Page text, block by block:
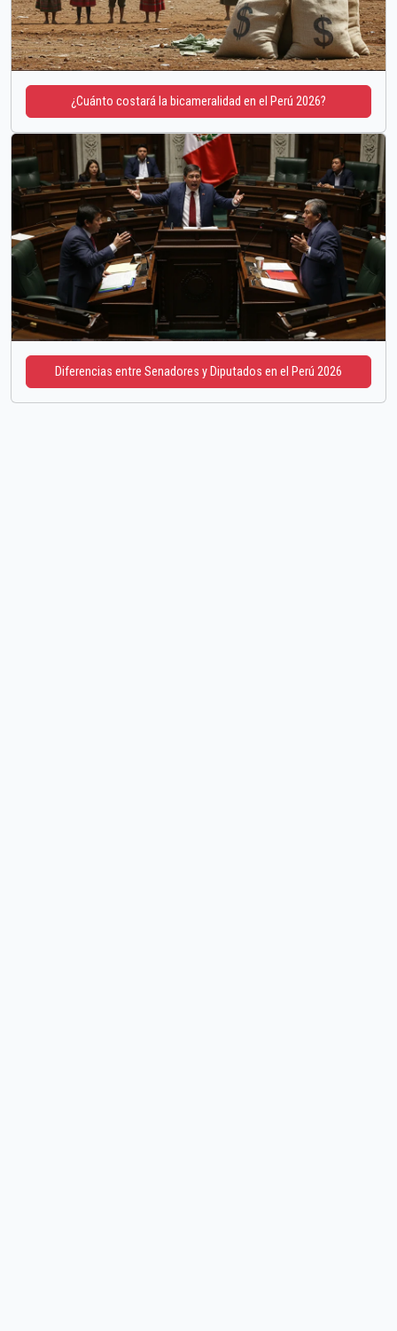
¿Cuánto costará la bicameralidad en el Perú 2026?
Diferencias entre Senadores y Diputados en el Perú 2026